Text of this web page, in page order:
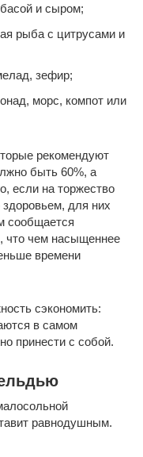
и сыром;
рыба с цитрусами и
зефир;
морс, компот или
рекомендуют
быть 60%, а
если на торжество
для них
сообщается
что чем насыщеннее
времени
сэкономить:
в самом
принести с собой.
равнодушным.